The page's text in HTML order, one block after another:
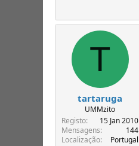
T
tartaruga
UMMzito
Registo
15 Jan 2010
Mensagens
144
Localização
Portugal